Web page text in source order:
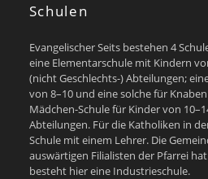
Schulen
Evangelischer Seits bestehen 4
eine Elementarschule mit Kindern
(nicht Geschlechts-) Abteilungen;
von 8–10 und eine solche für
Mädchen-Schule für Kinder von
Abteilungen. Für die Katholiken in
Schule mit einem Lehrer. Die
auswärtigen Filialisten der Pfarrei
besteht hier eine Industrieschule.